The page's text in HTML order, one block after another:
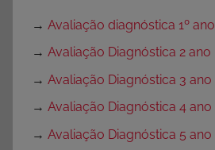
→ Avaliação diagnóstica 1º ano
→ Avaliação Diagnóstica 2 ano
→ Avaliação Diagnóstica 3 ano
→ Avaliação Diagnóstica 4 ano
→ Avaliação Diagnóstica 5 ano